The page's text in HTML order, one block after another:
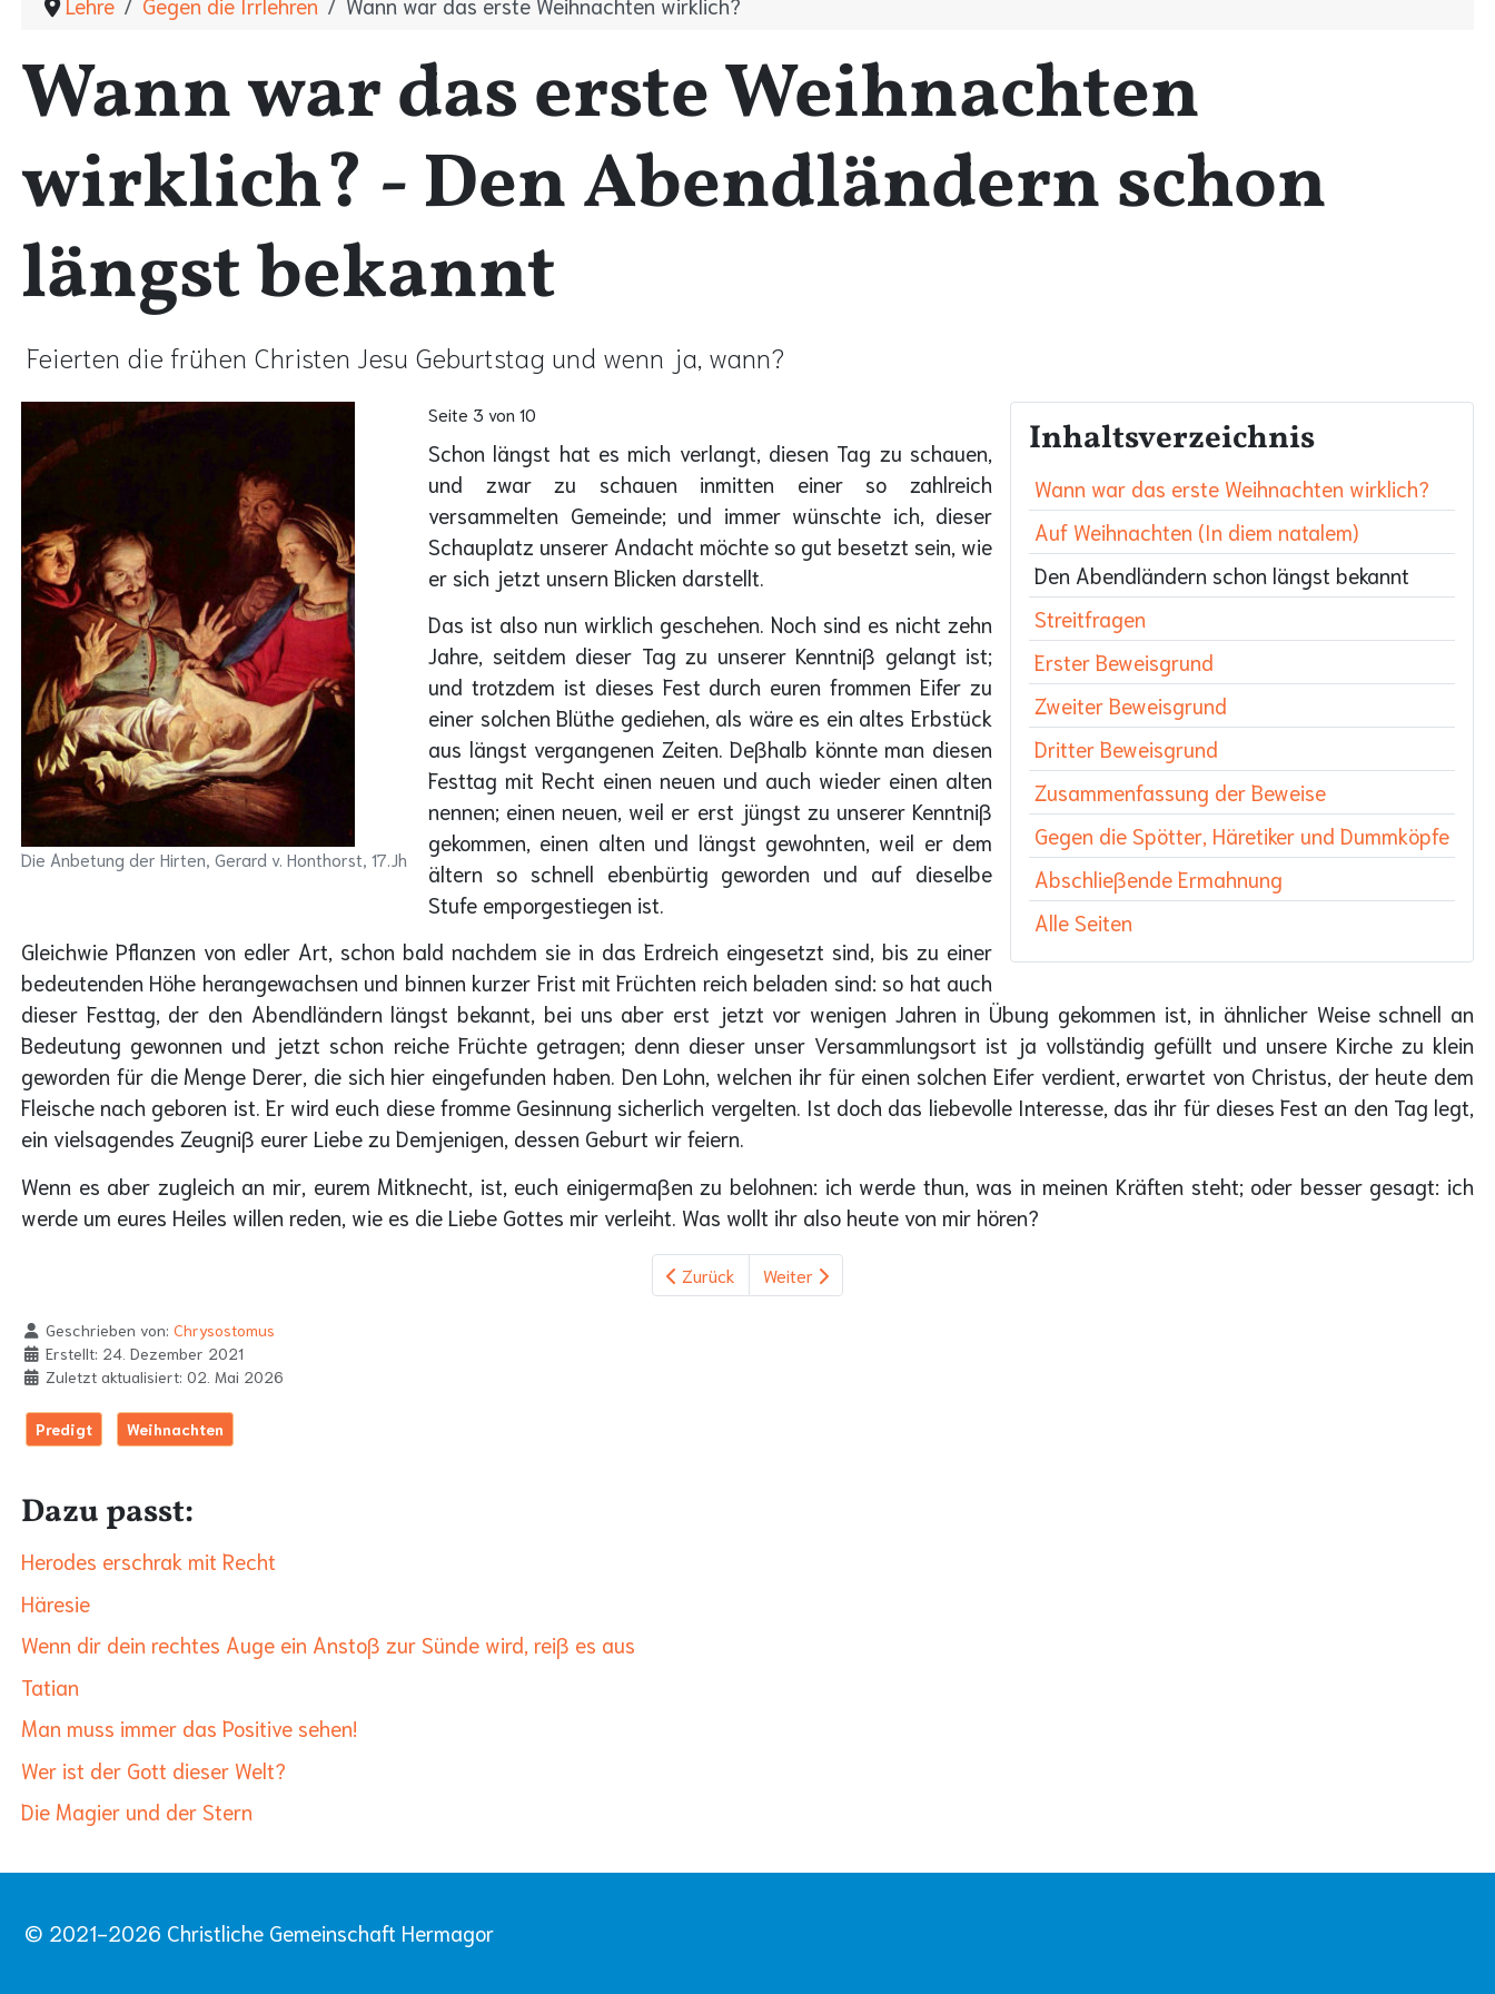
Wann war das erste Weihnachten
wirklich? - Den Abendländern schon
längst bekannt
Feierten die frühen Christen Jesu Geburtstag und wenn ja, wann?
Die Anbetung der Hirten, Gerard v. Honthorst, 17.Jh
Inhaltsverzeichnis
Wann war das erste Weihnachten wirklich?
Auf Weihnachten (In diem natalem)
Den Abendländern schon längst bekannt
Streitfragen
Erster Beweisgrund
Zweiter Beweisgrund
Dritter Beweisgrund
Zusammenfassung der Beweise
Gegen die Spötter, Häretiker und Dummköpfe
Abschließende Ermahnung
Alle Seiten
Seite 3 von 10
Schon längst hat es mich verlangt, diesen Tag zu schauen,
und zwar zu schauen inmitten einer so zahlreich
versammelten Gemeinde; und immer wünschte ich, dieser
Schauplatz unserer Andacht möchte so gut besetzt sein, wie
er sich jetzt unsern Blicken darstellt.
Das ist also nun wirklich geschehen. Noch sind es nicht zehn
Jahre, seitdem dieser Tag zu unserer Kenntniß gelangt ist;
und trotzdem ist dieses Fest durch euren frommen Eifer zu
einer solchen Blüthe gediehen, als wäre es ein altes Erbstück
aus längst vergangenen Zeiten. Deßhalb könnte man diesen
Festtag mit Recht einen neuen und auch wieder einen alten
nennen; einen neuen, weil er erst jüngst zu unserer Kenntniß
gekommen, einen alten und längst gewohnten, weil er dem
ältern so schnell ebenbürtig geworden und auf dieselbe
Stufe emporgestiegen ist.
Gleichwie Pflanzen von edler Art, schon bald nachdem sie in das Erdreich eingesetzt sind, bis zu einer
bedeutenden Höhe herangewachsen und binnen kurzer Frist mit Früchten reich beladen sind: so hat auch
dieser Festtag, der den Abendländern längst bekannt, bei uns aber erst jetzt vor wenigen Jahren in Übung gekommen ist, in ähnlicher Weise schnell an
Bedeutung gewonnen und jetzt schon reiche Früchte getragen; denn dieser unser Versammlungsort ist ja vollständig gefüllt und unsere Kirche zu klein
geworden für die Menge Derer, die sich hier eingefunden haben. Den Lohn, welchen ihr für einen solchen Eifer verdient, erwartet von Christus, der heute dem
Fleische nach geboren ist. Er wird euch diese fromme Gesinnung sicherlich vergelten. Ist doch das liebevolle Interesse, das ihr für dieses Fest an den Tag legt,
ein vielsagendes Zeugniß eurer Liebe zu Demjenigen, dessen Geburt wir feiern.
Wenn es aber zugleich an mir, eurem Mitknecht, ist, euch einigermaßen zu belohnen: ich werde thun, was in meinen Kräften steht; oder besser gesagt: ich
werde um eures Heiles willen reden, wie es die Liebe Gottes mir verleiht. Was wollt ihr also heute von mir hören?
Zurück Weiter
Geschrieben von: Chrysostomus
Erstellt: 24. Dezember 2021
Zuletzt aktualisiert: 02. Mai 2026
Predigt Weihnachten
Dazu passt:
Herodes erschrak mit Recht
Häresie
Wenn dir dein rechtes Auge ein Anstoß zur Sünde wird, reiß es aus
Tatian
Man muss immer das Positive sehen!
Wer ist der Gott dieser Welt?
Die Magier und der Stern
© 2021-2026 Christliche Gemeinschaft Hermagor